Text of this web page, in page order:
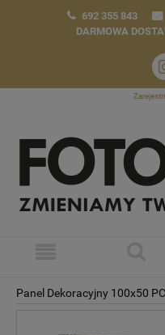
692 355 843
DARMOWA
Panel Dekoracyjny 100x50